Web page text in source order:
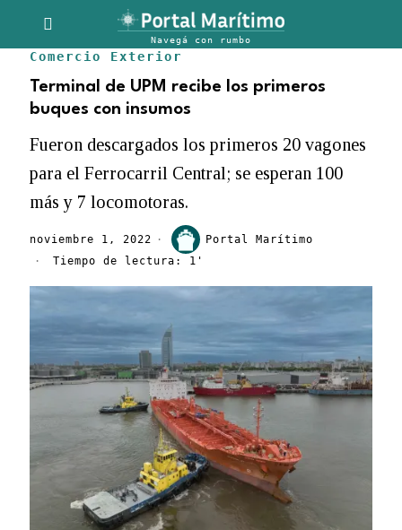
Comercio Exterior
Terminal de UPM recibe los primeros
buques con insumos
Fueron descargados los primeros 20 vagones
para el Ferrocarril Central; se esperan 100
más y 7 locomotoras.
noviembre 1, 2022
Portal Marítimo
Tiempo de lectura: 1'